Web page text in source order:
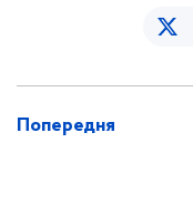
Попередня